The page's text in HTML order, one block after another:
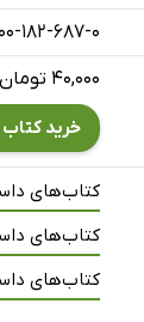
182-687-0
۴۰,۰۰۰ تومان
خرید کتاب
کتاب‌های
کتاب‌های
کتاب‌های